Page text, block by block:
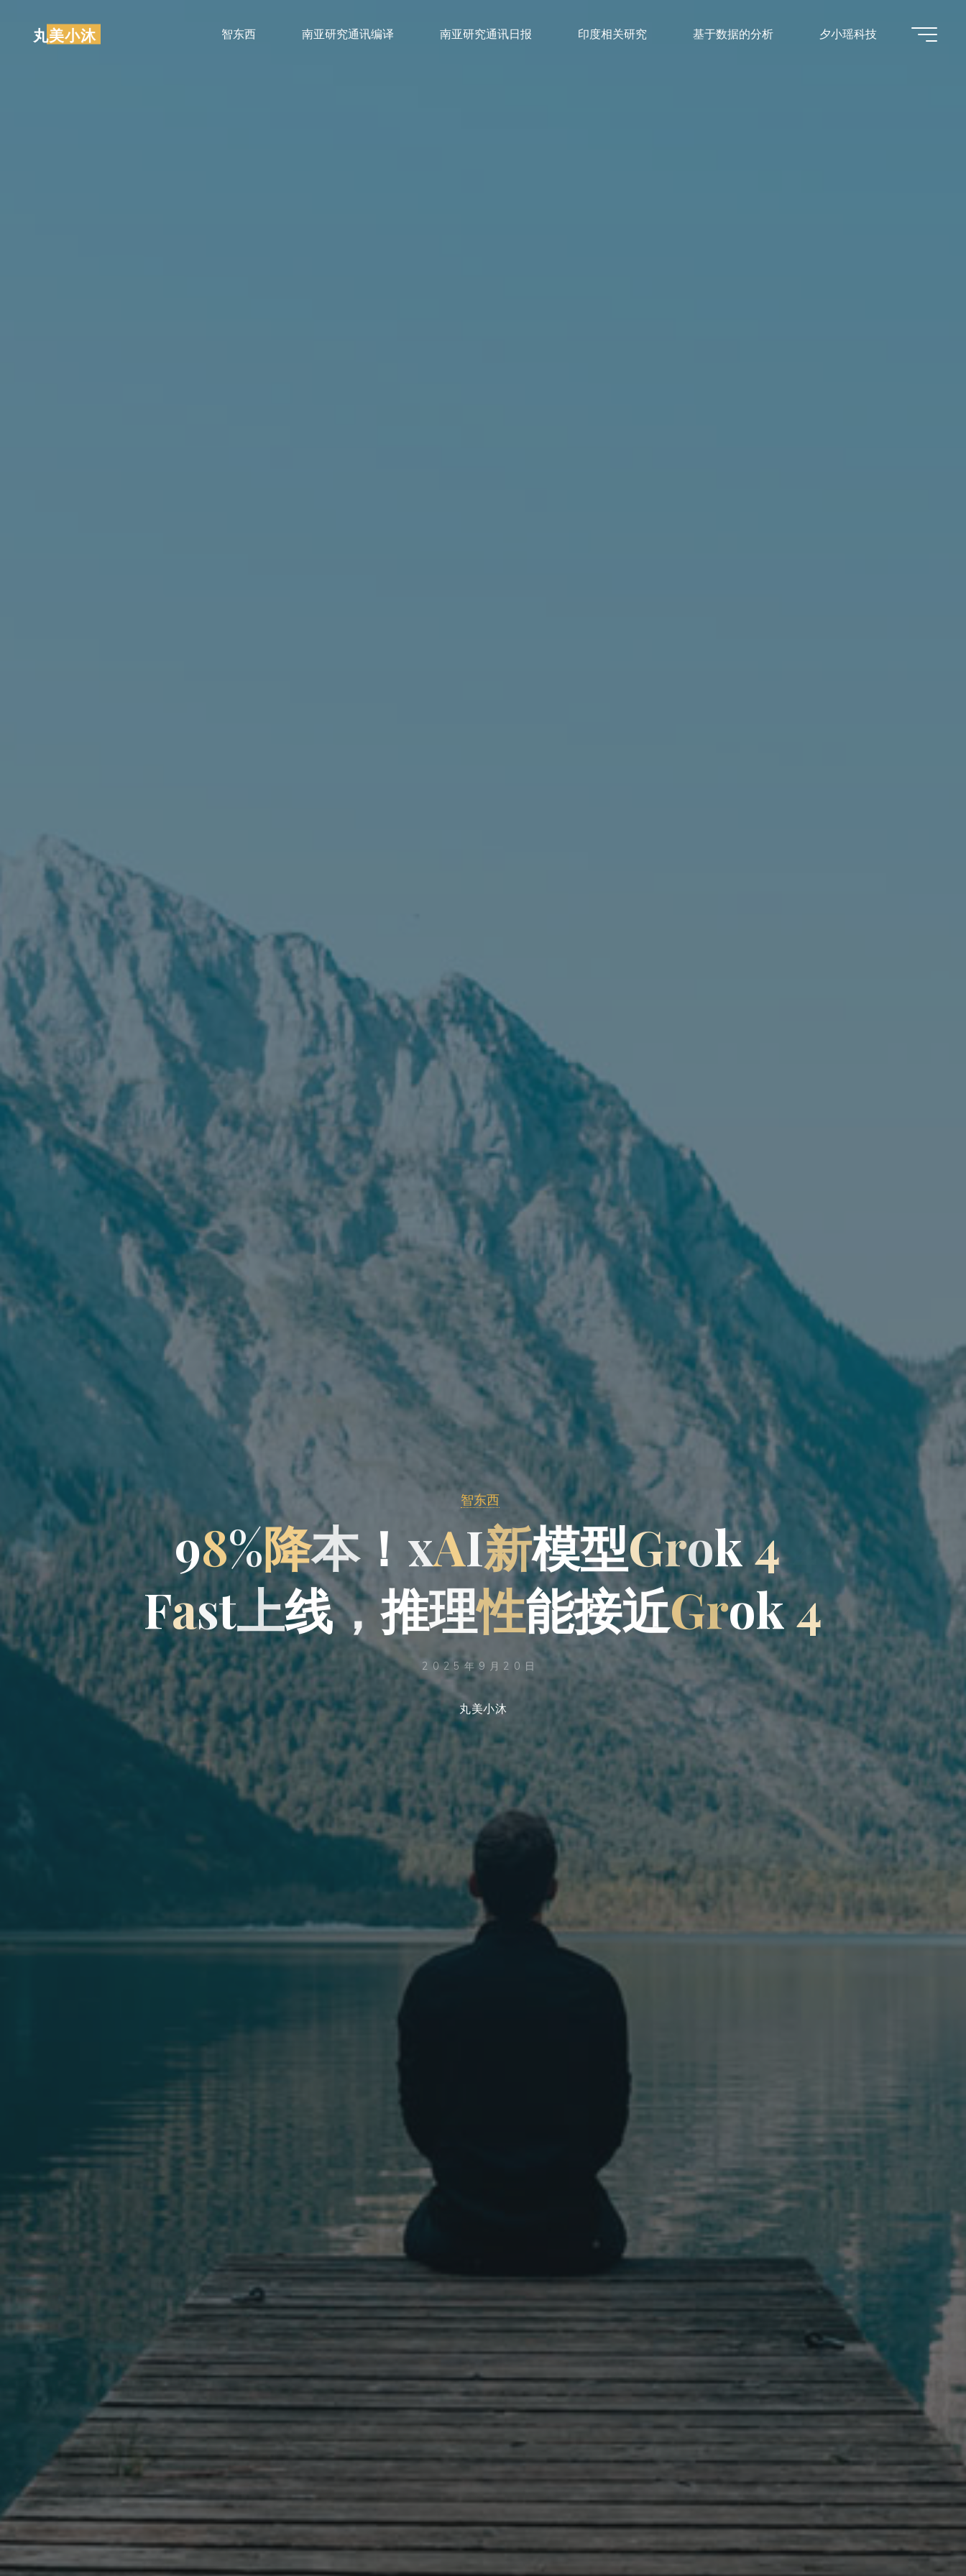
丸美小沐 智东西 南亚研究通讯编译 南亚研究通讯日报 印度相关研究 基于数据的分析 夕小瑶科技
智东西
98%降本！ xAI新模型Grok4
Fast上线，推理性能接近Grok4
2025年9月20日
丸美小沐